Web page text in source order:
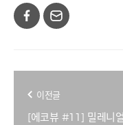
이전글
[에코뷰 #11] 밀레니